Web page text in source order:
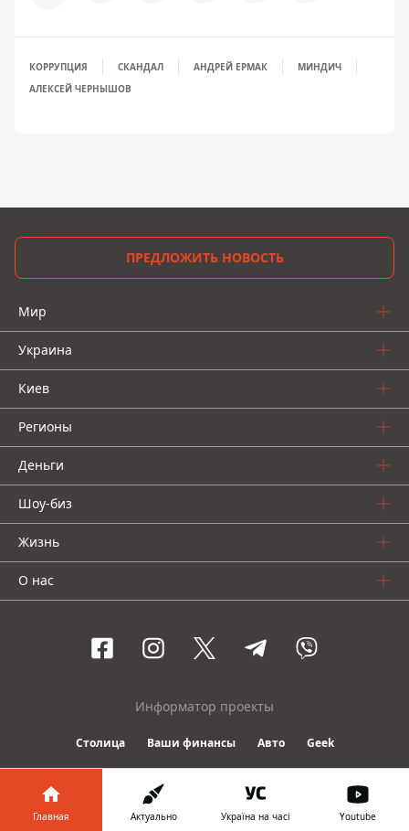
КОРРУПЦИЯ СКАНДАЛ АНДРЕЙ ЕРМАК
МИНДИЧ
АЛЕКСЕЙ ЧЕРНЫШОВ
ПРЕДЛОЖИТЬ НОВОСТЬ
Мир
Украина
Киев
Регионы
Деньги
Шоу-биз
Жизнь
О нас
Информатор проекты
Столица Ваши финансы Авто Geek
© 2016-2026 Informator
Главная Актуально Україна на часі Youtube